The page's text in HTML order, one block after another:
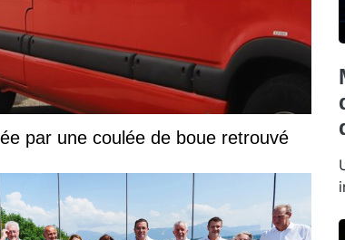
par une coulée de boue retrouvé